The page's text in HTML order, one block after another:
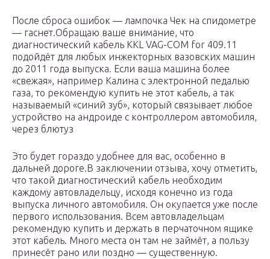
После сброса ошибок — лампочка Чек на спидометре
— гаснет.Обращаю ваше внимание, что
диагностический кабель KKL VAG-COM for 409.11
подойдёт для любых инжекторных вазовских машин
до 2011 года выпуска. Если ваша машина более
«свежая», например Калина с электронной педалью
газа, то рекомендую купить не этот кабель, а так
называемый «синий зуб», который связывает любое
устройство на андроиде с контроллером автомобиля,
через блютуз
Это будет гораздо удобнее для вас, особенно в
дальней дороге.В заключении отзыва, хочу отметить,
что такой диагностический кабель необходим
каждому автовладельцу, исходя конечно из года
выпуска личного автомобиля. Он окупается уже после
первого использования. Всем автовладельцам
рекомендую купить и держать в перчаточном ящике
этот кабель. Много места он там не займёт, а пользу
принесёт рано или поздно — существенную.